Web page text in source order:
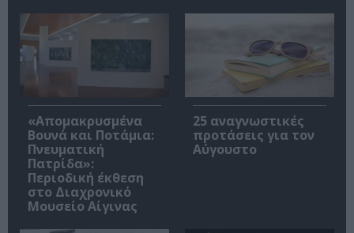
«Απομακρυσμένα
Βουνά και Ποτάμια:
Πνευματική
Πατρίδα»:
Περιοδική έκθεση
στο Διαχρονικό
Μουσείο Αίγινας
25 αναγνωστικές
προτάσεις για τον
Αύγουστο